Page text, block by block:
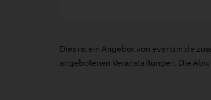
Dies ist ein Angebot von eventim.de
angebotenen Veranstaltungen. Die